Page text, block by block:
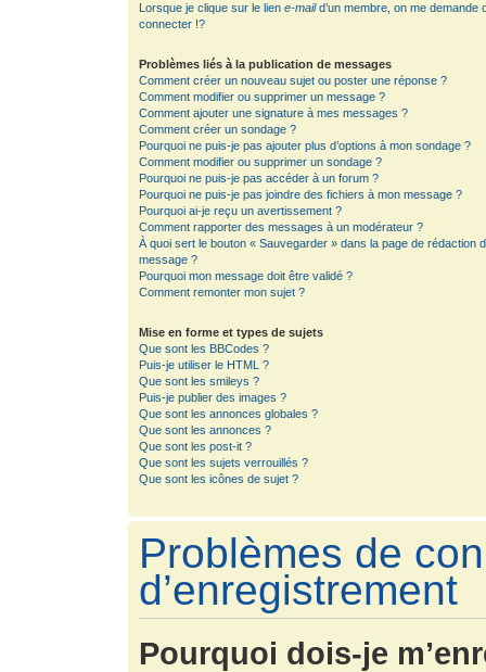
Lorsque je clique sur le lien e-maild’un membre, on me demande
connecter !?
Problèmes liés à la publication de messages
Comment créer un nouveau sujet ou poster une réponse ?
Comment modifier ou supprimer un message ?
Comment ajouter une signature à mes messages ?
Comment créer un sondage ?
Pourquoi ne puis-je pas ajouter plus d’options à mon sondage ?
Comment modifier ou supprimer un sondage ?
Pourquoi ne puis-je pas accéder à un forum ?
Pourquoi ne puis-je pas joindre des fichiers à mon message ?
Pourquoi ai-je reçu un avertissement ?
Comment rapporter des messages à un modérateur ?
À quoi sert le bouton « Sauvegarder » dans la page de rédaction
message ?
Pourquoi mon message doit être validé ?
Comment remonter mon sujet ?
Mise en forme et types de sujets
Que sont les BBCodes ?
Puis-je utiliser le HTML ?
Que sont les smileys ?
Puis-je publier des images ?
Que sont les annonces globales ?
Que sont les annonces ?
Que sont les post-it ?
Que sont les sujets verrouillés ?
Que sont les icônes de sujet ?
Problèmes de
d’enregistrement
Pourquoi dois-je